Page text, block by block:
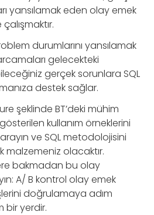
yansılamak eden olay emek
durumlarını yansılamak
gelecekteki
gerçek sorunlara SQL
destek sağlar.
şeklinde BT’deki mühim
kullanım örneklerini
ve SQL metodolojisini
olacaktır.
bakmadan bu olay
A/ B kontrol olay emek
doğrulamaya adım
bir yerdir.